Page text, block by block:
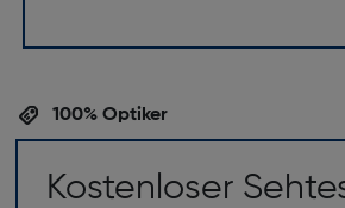
100% Optiker
Kostenloser